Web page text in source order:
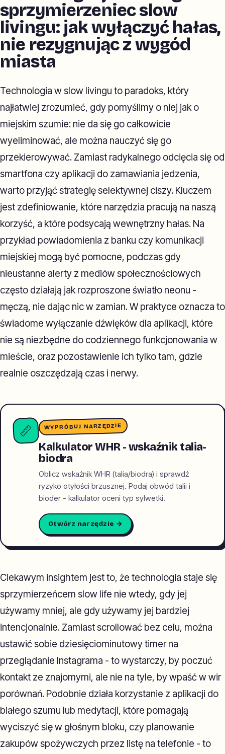
sprzymierzeniec slow
livingu: jak wyłączyć hałas,
nie rezygnując z wygód
miasta
Technologia w slow livingu to paradoks, który
najłatwiej zrozumieć, gdy pomyślimy o niej jak o
miejskim szumie: nie da się go całkowicie
wyeliminować, ale można nauczyć się go
przekierowywać. Zamiast radykalnego odcięcia się od
smartfona czy aplikacji do zamawiania jedzenia,
warto przyjąć strategię selektywnej ciszy. Kluczem
jest zdefiniowanie, które narzędzia pracują na naszą
korzyść, a które podsycają wewnętrzny hałas. Na
przykład powiadomienia z banku czy komunikacji
miejskiej mogą być pomocne, podczas gdy
nieustanne alerty z mediów społecznościowych
często działają jak rozproszone światło neonu -
męczą, nie dając nic w zamian. W praktyce oznacza to
świadome wyłączanie dźwięków dla aplikacji, które
nie są niezbędne do codziennego funkcjonowania w
mieście, oraz pozostawienie ich tylko tam, gdzie
realnie oszczędzają czas i nerwy.
📏 WYPRÓBUJ NARZĘDZIE
Kalkulator WHR - wskaźnik talia-
biodra
Oblicz wskaźnik WHR (talia/biodra) i sprawdź
ryzyko otyłości brzusznej. Podaj obwód talii i
bioder - kalkulator oceni typ sylwetki.
Otwórz narzędzie →
Ciekawym insightem jest to, że technologia staje się
sprzymierzeńcem slow life nie wtedy, gdy jej
używamy mniej, ale gdy używamy jej bardziej
intencjonalnie. Zamiast scrollować bez celu, można
ustawić sobie dziesięciominutowy timer na
przeglądanie Instagrama - to wystarczy, by poczuć
kontakt ze znajomymi, ale nie na tyle, by wpaść w wir
porównań. Podobnie działa korzystanie z aplikacji do
białego szumu lub medytacji, które pomagają
wyciszyć się w głośnym bloku, czy planowanie
zakupów spożywczych przez listę na telefonie - to